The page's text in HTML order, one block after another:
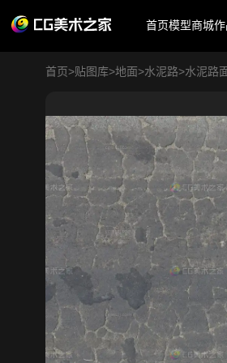
首页模型商城
首页>贴图库>地面>水泥路>水泥路